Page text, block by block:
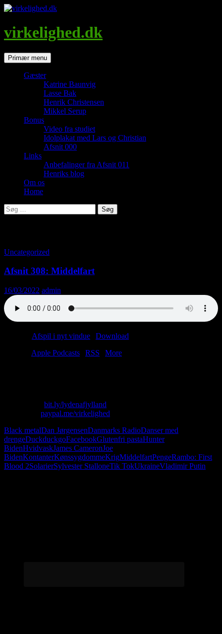
Hop
indhold
virkelighed.dk
SøgPrimær menu
Gæster
Katrine Baunvig
Lasse Bak
Henrik Christensen
Mikkel Serup
Bonus
Video fra studiet
Idolplakat med Lars og Christian
Afsnit 000
Links
Anbefalinger fra Afsnit 011
Henriks blog
Om os
Home
Søg
efter:
Uncategorized
Afsnit 308: Middelfart
16/03/2022 admin
Afspil i nyt vindue Download
Apple Podcasts RSS
More
bit.ly/lydenafjylland
paypal.me/virkelighed
Black metalDan JørgensenDanmarks RadioDanser med
drengeDuckduckgoFacebookGlutenfri pastaHunter
BidenHvidvaskJames CameronJoe
BidenKontanterKønssygdommeKrigMiddelfartPengeRambo: First
Blood 2SolarierSylvester StalloneTik TokUkraineVladimir Putin